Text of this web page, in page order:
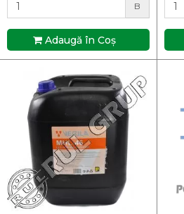
B
Adaugă în Coş